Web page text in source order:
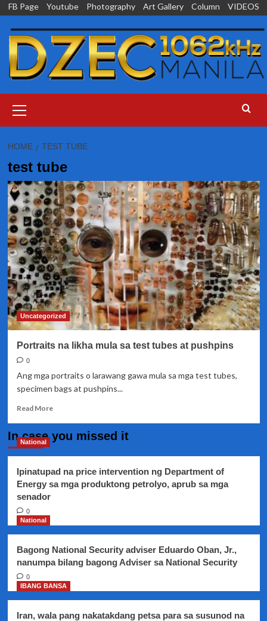
Skip
content
FB Page Youtube Photography Art Gallery Column VIDEOS
Menu
HOME TEST TUBE
test tube
Uncategorized
Portraits na likha mula sa test tubes at pushpins
0
Ang mga portraits o larawang gawa mula sa mga test tubes,
specimen bags at pushpins...
Read MoreRead
Portraits
mula
sa
In case you missed it
National
Ipinatupad na price intervention ng Department of
Energy sa mga produktong petrolyo, aprub sa mga
senador
0
National
Bagong National Security adviser Eduardo Oban, Jr.,
nanumpa bilang bagong Adviser sa National Security
0
IBANG BANSA
Iran, wala pang nakatakdang petsa para sa susunod na